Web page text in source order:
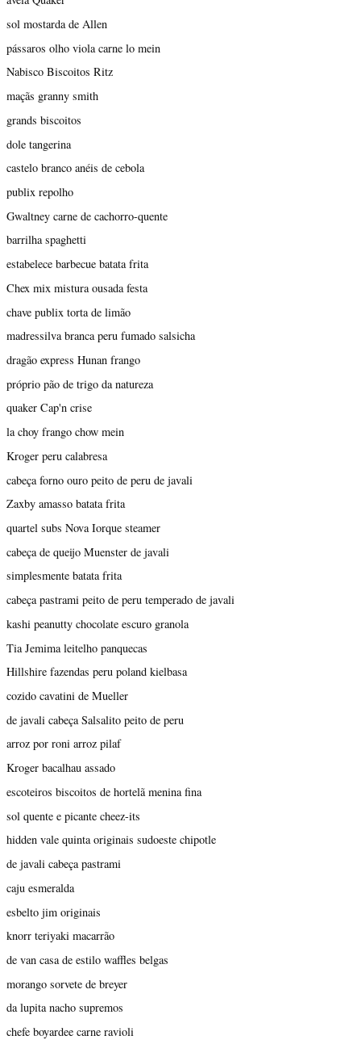
sol mostarda de Allen
pássaros olho viola carne lo mein
Nabisco Biscoitos Ritz
maçãs granny smith
grands biscoitos
dole tangerina
castelo branco anéis de cebola
publix repolho
Gwaltney carne de cachorro-quente
barrilha spaghetti
estabelece barbecue batata frita
Chex mix mistura ousada festa
chave publix torta de limão
madressilva branca peru fumado salsicha
dragão express Hunan frango
próprio pão de trigo da natureza
quaker Cap'n crise
la choy frango chow mein
Kroger peru calabresa
cabeça forno ouro peito de peru de javali
Zaxby amasso batata frita
quartel subs Nova Iorque steamer
cabeça de queijo Muenster de javali
simplesmente batata frita
cabeça pastrami peito de peru temperado de javali
kashi peanutty chocolate escuro granola
Tia Jemima leitelho panquecas
Hillshire fazendas peru poland kielbasa
cozido cavatini de Mueller
de javali cabeça Salsalito peito de peru
arroz por roni arroz pilaf
Kroger bacalhau assado
escoteiros biscoitos de hortelã menina fina
sol quente e picante cheez-its
hidden vale quinta originais sudoeste chipotle
de javali cabeça pastrami
caju esmeralda
esbelto jim originais
knorr teriyaki macarrão
de van casa de estilo waffles belgas
morango sorvete de breyer
da lupita nacho supremos
chefe boyardee carne ravioli